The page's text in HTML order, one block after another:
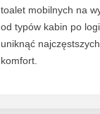
toalet mobilnych na
od typów kabin po
uniknąć
komfort.